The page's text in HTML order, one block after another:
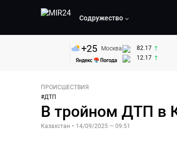
Содружество
+25 Москва
82.17
12.17
ПРОИСШЕСТВИЯ
#ДТП
В тройном ДТП в
Казахстан • 14/09/2025 — 09:51